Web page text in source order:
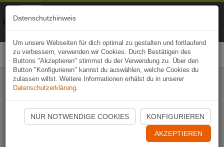
Naviki App jetzt öffnen
Datenschutzhinweis
Um unsere Webseiten für dich optimal zu gestalten und fortlaufend
zu verbessern, verwenden wir Cookies. Durch Bestätigen des
Buttons "Akzeptieren" stimmst du der Verwendung zu. Über den
Button "Konfigurieren" kannst du auswählen, welche Cookies du
zulassen willst. Weitere Informationen erhälst du in unserer
Datenschutzerklärung.
NUR NOTWENDIGE COOKIES KONFIGURIEREN
AKZEPTIEREN
Naviki